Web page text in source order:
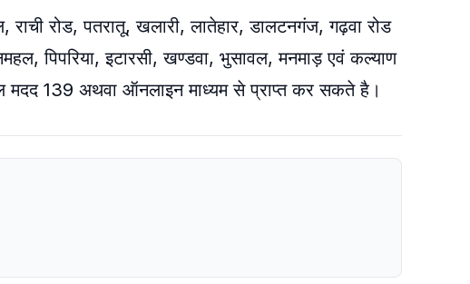
रोड, पतरातू, खलारी, लातेहार, डालटनगंज, गढ़वा रोड
पिपरिया, इटारसी, खण्डवा, भुसावल, मनमाड़ एवं कल्याण
139 अथवा ऑनलाइन माध्यम से प्राप्त कर सकते है।